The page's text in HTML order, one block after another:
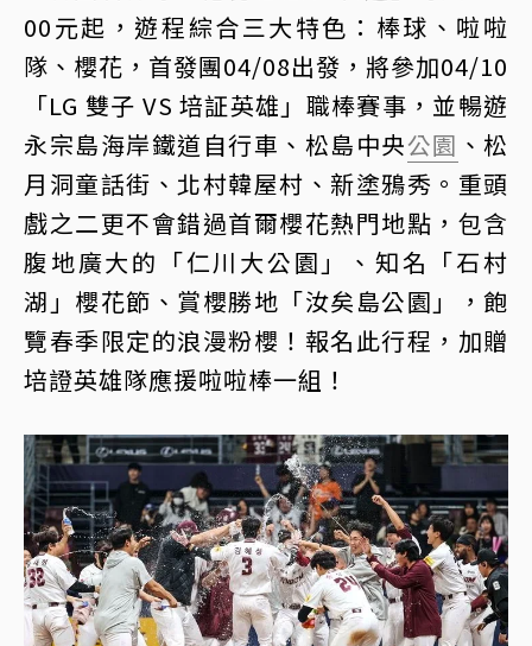
00元起，遊程綜合三大特色：棒球、啦啦
隊、櫻花，首發團04/08出發，將參加04/10
「LG 雙子 VS 培証英雄」職棒賽事，並暢遊
永宗島海岸鐵道自行車、松島中央公園 、松
月洞童話街、北村韓屋村、新塗鴉秀。重頭
戲之二更不會錯過首爾櫻花熱門地點，包含
腹地廣大的「仁川大公園」、知名「石村
湖」櫻花節、賞櫻勝地「汝矣島公園」，飽
覽春季限定的浪漫粉櫻！報名此行程，加贈
培證英雄隊應援啦啦棒一組！